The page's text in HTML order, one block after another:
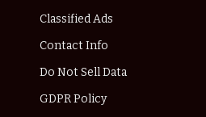
Classified Ads
Contact Info
Do Not Sell Data
GDPR Policy